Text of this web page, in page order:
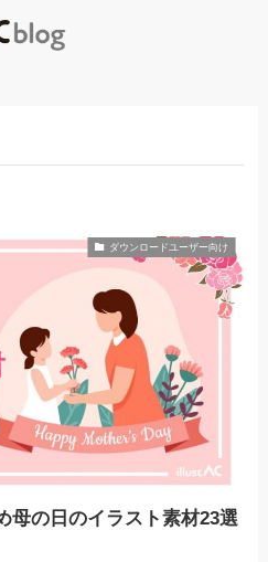
ダウンロードユーザー向け
母の日のイラスト素材23選